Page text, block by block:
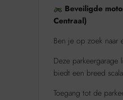
Beveiligde
Centraal)
Ben je op zoek naar
Deze parkeergarage
biedt een breed
Toegang tot de